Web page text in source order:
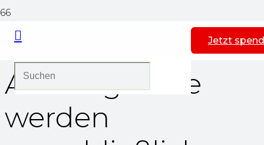
Jetzt
Alle Angebote
werden